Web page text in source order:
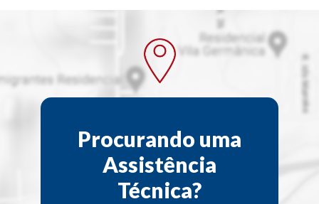
Procurando uma
Assistência
Técnica?